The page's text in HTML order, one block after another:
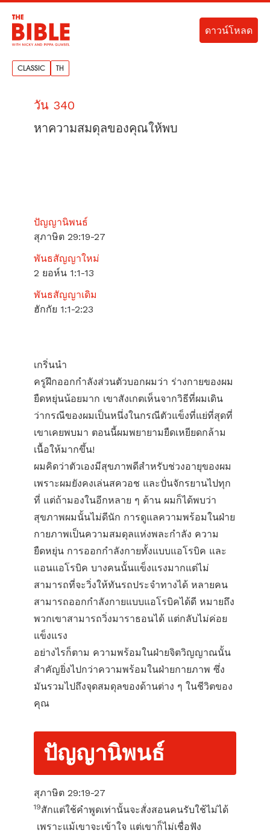
CLASSIC TH
ดาวน์โหลด
วัน 340
หาความสมดุลของคุณให้พบ
ปัญญานิพนธ์
สุภาษิต 29:19-27
พันธสัญญาใหม่
2 ยอห์น 1:1-13
พันธสัญญาเดิม
ฮักกัย 1:1-2:23
เกริ่นนำ
ครูฝึกออกกำลังส่วนตัวบอกผมว่า ร่างกายของผม
ยืดหยุ่นน้อยมาก เขาสังเกตเห็นจากวิธีที่ผมเดิน
ว่ากรณีของผมเป็นหนึ่งในกรณีตัวแข็งที่แย่ที่สุดที่
เขาเคยพบมา ตอนนี้ผมพยายามยืดเหยียดกล้าม
เนื้อให้มากขึ้น!
ผมคิดว่าตัวเองมีสุขภาพดีสำหรับช่วงอายุของผม
เพราะผมยังคงเล่นสควอช และปั่นจักรยานไปทุก
ที่ แต่ถ้ามองในอีกหลาย ๆ ด้าน ผมก็ได้พบว่า
สุขภาพผมนั้นไม่ดีนัก การดูแลความพร้อมในฝ่าย
กายภาพเป็นความสมดุลแห่งพละกำลัง ความ
ยืดหยุ่น การออกกำลังกายทั้งแบบแอโรบิค และ
แอนแอโรบิค บางคนนั้นแข็งแรงมากแต่ไม่
สามารถที่จะวิ่งให้ทันรถประจำทางได้ หลายคน
สามารถออกกำลังกายแบบแอโรบิคได้ดี หมายถึง
พวกเขาสามารถวิ่งมาราธอนได้ แต่กลับไม่ค่อย
แข็งแรง
อย่างไรก็ตาม ความพร้อมในฝ่ายจิตวิญญาณนั้น
สำคัญยิ่งไปกว่าความพร้อมในฝ่ายกายภาพ ซึ่ง
มันรวมไปถึงจุดสมดุลของด้านต่าง ๆ ในชีวิตของ
คุณ
ปัญญานิพนธ์
สุภาษิต 29:19-27
19สักแต่ใช้คำพูดเท่านั้นจะสั่งสอนคนรับใช้ไม่ได้
เพราะแม้เขาจะเข้าใจ แต่เขาก็ไม่เชื่อฟัง